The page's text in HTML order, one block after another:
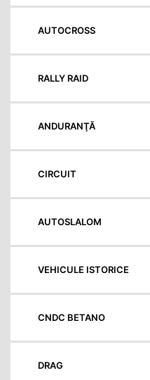
AUTOCROSS
RALLY RAID
ANDURANŢĂ
CIRCUIT
AUTOSLALOM
VEHICULE ISTORICE
CNDC BETANO
DRAG